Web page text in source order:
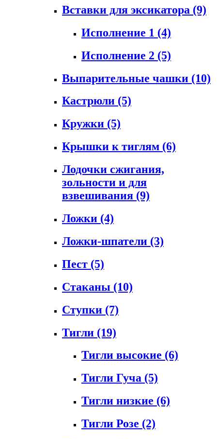
Вставки для эксикатора (9)
Исполнение 1 (4)
Исполнение 2 (5)
Выпарительные чашки (10)
Кастрюли (5)
Кружки (5)
Крышки к тиглям (6)
Лодочки сжигания,
зольности и для
взвешивания (9)
Ложки (4)
Ложки-шпатели (3)
Пест (5)
Стаканы (10)
Ступки (7)
Тигли (19)
Тигли высокие (6)
Тигли Гуча (5)
Тигли низкие (6)
Тигли Розе (2)